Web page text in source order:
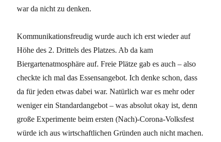
war da nicht zu denken.
Kommunikationsfreudig wurde auch ich erst wieder auf
Höhe des 2. Drittels des Platzes. Ab da kam
Biergartenatmosphäre auf. Freie Plätze gab es auch – also
checkte ich mal das Essensangebot. Ich denke schon, dass
da für jeden etwas dabei war. Natürlich war es mehr oder
weniger ein Standardangebot – was absolut okay ist, denn
große Experimente beim ersten (Nach)-Corona-Volksfest
würde ich aus wirtschaftlichen Gründen auch nicht machen.